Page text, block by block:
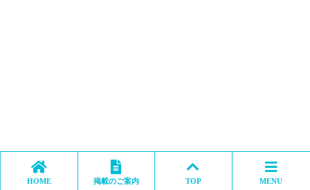
HOME 掲載のご案内 TOP MENU